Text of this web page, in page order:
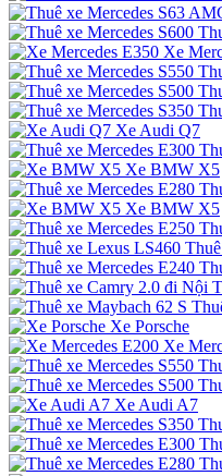
Xe
Xe Audi Q7
Xe BMW X5
Xe BMW X5
Xe Porsche
Xe
Xe Audi A7